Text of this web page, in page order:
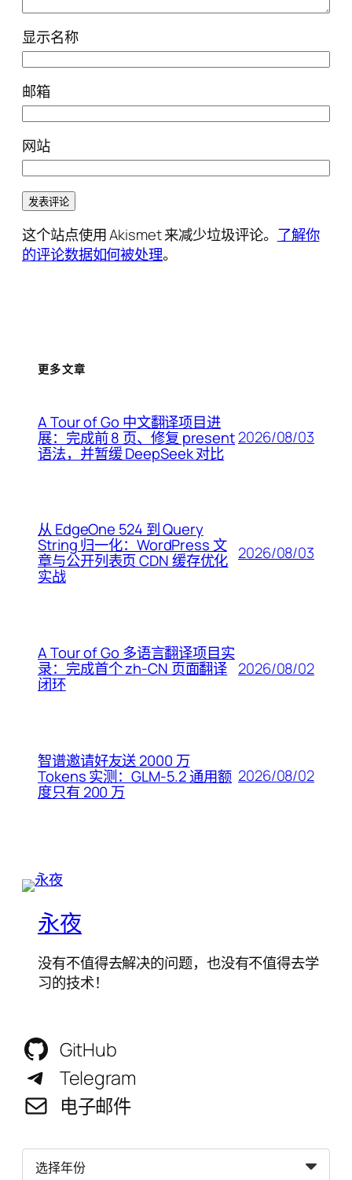
显示名称
邮箱
网站
这个站点使用 Akismet 来减少垃圾评论。 了解你
的评论数据如何被处理。
更多文章
A Tour of Go 中文翻译项目进
展：完成前 8 页、修复 present
语法，并暂缓 DeepSeek 对比
2026/08/03
从 EdgeOne 524 到 Query
String 归一化：WordPress 文
章与公开列表页 CDN 缓存优化
实战
2026/08/03
A Tour of Go 多语言翻译项目实
录：完成首个 zh-CN 页面翻译
闭环
2026/08/02
智谱邀请好友送 2000 万
Tokens 实测：GLM-5.2 通用额
度只有 200 万
2026/08/02
永夜
没有不值得去解决的问题，也没有不值得去学
习的技术！
GitHub
Telegram
电子邮件
归